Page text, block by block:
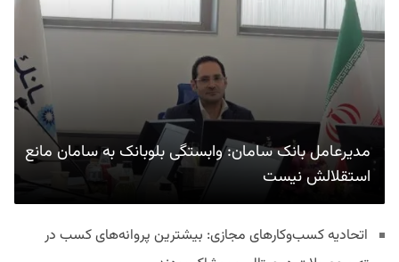
مدیرعامل بانک سامان: وابستگی بلوبانک به سامان مانع
استقلالش نیست
اتحادیه کسب‌وکارهای مجازی: بیشترین پروانه‌های کسب در